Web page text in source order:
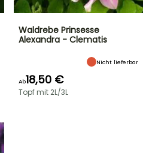
Waldrebe Prinsesse
Alexandra - Clematis
Nicht lieferbar
Ab18,50 €
Topf mit 2L/3L